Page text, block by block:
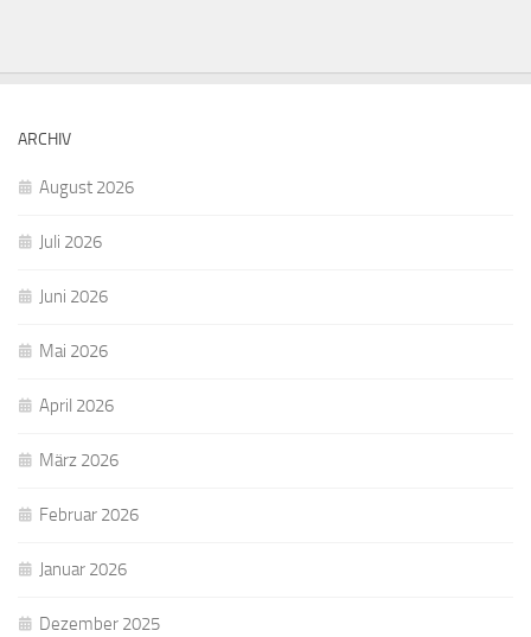
ARCHIV
August 2026
Juli 2026
Juni 2026
Mai 2026
April 2026
März 2026
Februar 2026
Januar 2026
Dezember 2025